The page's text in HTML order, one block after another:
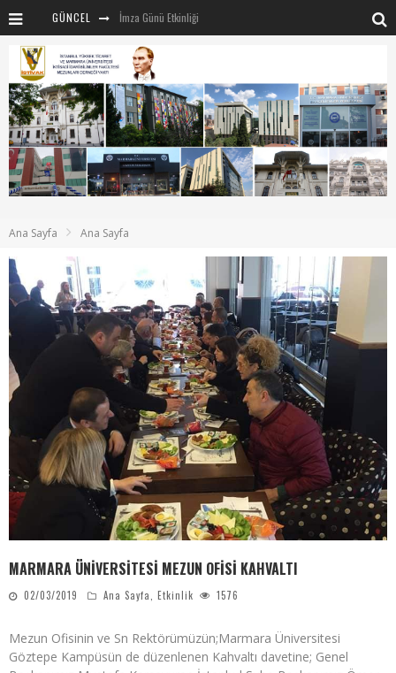
GÜNCEL İmza Günü Etkinliği
İSTİVAK 2025 Nisan Ayı Yönetim Kurulu Toplantısı
Mentör-Marmara projesi Kahvaltı Buluşması
“RUH VE BEDENİN UYANIŞI” konulu etkinliğimizden kareler
SAHNE SANATLARINDA İZ BIRAKAN CUMHURİYET KADINLARI
Ana Sayfa Ana Sayfa
MARMARA ÜNİVERSİTESİ MEZUN OFİSİ KAHVALTI
02/03/2019 Ana Sayfa Etkinlik 1576
Mezun Ofisinin ve Sn Rektörümüzün;Marmara Üniversitesi
Göztepe Kampüsün de düzenlenen Kahvaltı davetine; Genel